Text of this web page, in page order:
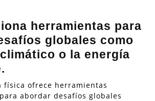
herramientas para
globales como
o la energía
física ofrece herramientas
abordar desafíos globales